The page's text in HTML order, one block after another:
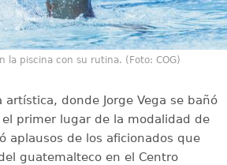
la piscina con su rutina. (Foto: COG)
artística, donde Jorge Vega se bañó
primer lugar de la modalidad de
aplausos de los aficionados que
guatemalteco en el Centro